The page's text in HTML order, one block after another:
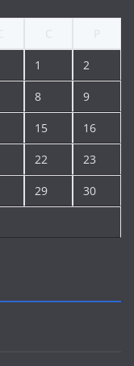
1 2
8 9
15 16
22 23
29 30